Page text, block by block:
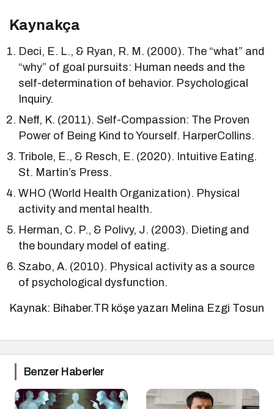
Kaynakça
Deci, E. L., & Ryan, R. M. (2000). The “what” and
“why” of goal pursuits: Human needs and the
self-determination of behavior. Psychological
Inquiry.
Neff, K. (2011). Self-Compassion: The Proven
Power of Being Kind to Yourself. HarperCollins.
Tribole, E., & Resch, E. (2020). Intuitive Eating.
St. Martin’s Press.
WHO (World Health Organization). Physical
activity and mental health.
Herman, C. P., & Polivy, J. (2003). Dieting and
the boundary model of eating.
Szabo, A. (2010). Physical activity as a source
of psychological dysfunction.
Kaynak: Bihaber.TR köşe yazarı Melina Ezgi Tosun
Benzer Haberler